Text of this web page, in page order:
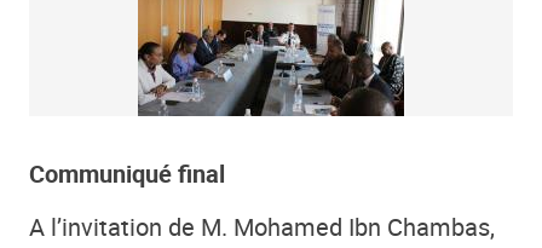
Communiqué final
A l’invitation de M. Mohamed Ibn Chambas,